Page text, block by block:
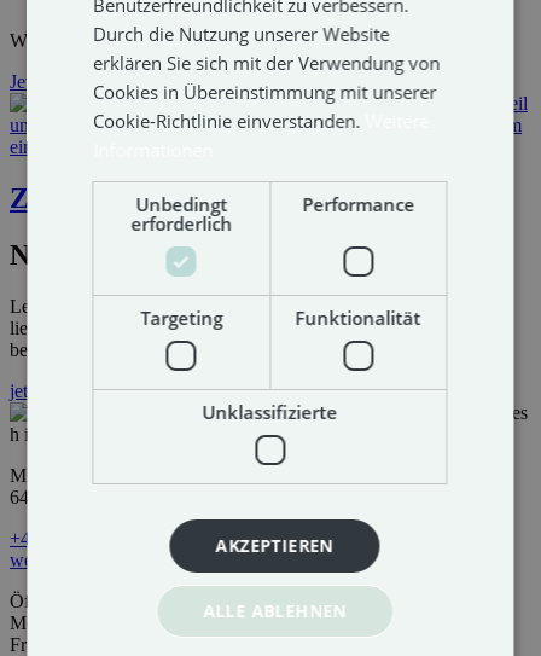
Wir unterstützen euch gerne dabei.
Jetzt anfragen
Zurück
Newsletter
Let’s stay connected! Projekte, die überzeugen. Leistungen, die
liefern. Und Themen, die wirklich etwas mit dir zu tun haben
bekommt ihr von uns.
jetzt abonnieren
Mils Au 70
6493 Mils bei Imst
+43 5418 20877
welcome@huberwebmedia.at
Öffnungszeiten
Mo bis Do 08:00-12:00 & 13:00-17:00
Fr 08:00-12:00
Benutzerfreundlichkeit zu verbessern.
Durch die Nutzung unserer Website
erklären Sie sich mit der Verwendung von
Cookies in Übereinstimmung mit unserer
Cookie-Richtlinie einverstanden.
Unbedingt
erforderlich
Performance
Targeting Funktionalität
Unklassifizierte
AKZEPTIEREN
ALLE ABLEHNEN